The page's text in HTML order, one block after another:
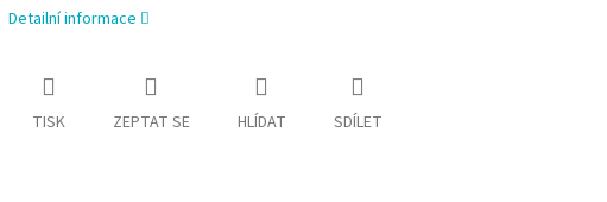
Detailní informace
TISK ZEPTAT SE HLÍDAT SDÍLET